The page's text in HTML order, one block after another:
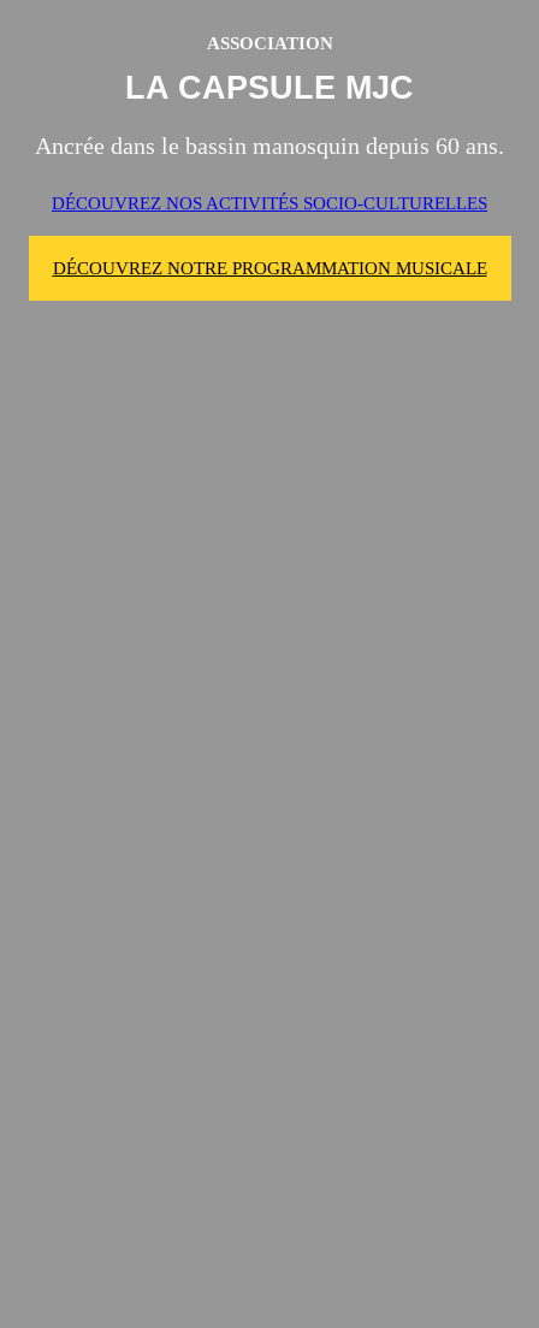
ASSOCIATION
LA CAPSULE MJC
Ancrée dans le bassin manosquin depuis 60 ans.
DÉCOUVREZ NOS ACTIVITÉS SOCIO-CULTURELLES
DÉCOUVREZ NOTRE PROGRAMMATION MUSICALE